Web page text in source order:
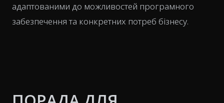
адаптованими до можливостей програмного
забезпечення та конкретних потреб бізнесу.